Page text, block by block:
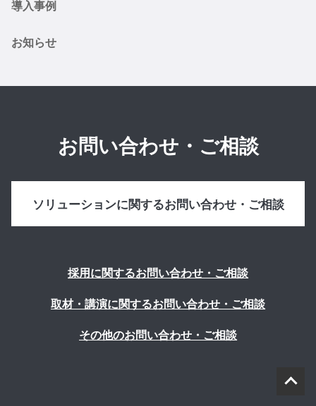
導入事例
お知らせ
お問い合わせ・ご相談
ソリューションに関するお問い合わせ・ご相談
採用に関するお問い合わせ・ご相談
取材・講演に関するお問い合わせ・ご相談
その他のお問い合わせ・ご相談